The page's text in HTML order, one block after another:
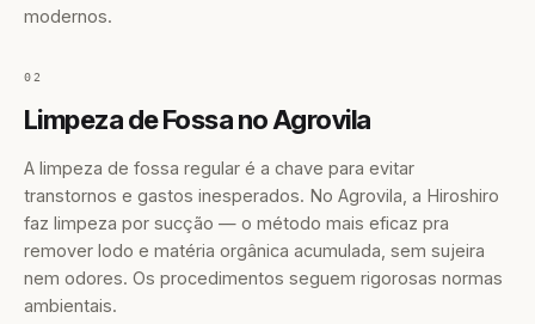
modernos.
02
Limpeza de Fossa no Agrovila
A limpeza de fossa regular é a chave para evitar
transtornos e gastos inesperados. No Agrovila, a Hiroshiro
faz limpeza por sucção — o método mais eficaz pra
remover lodo e matéria orgânica acumulada, sem sujeira
nem odores. Os procedimentos seguem rigorosas normas
ambientais.